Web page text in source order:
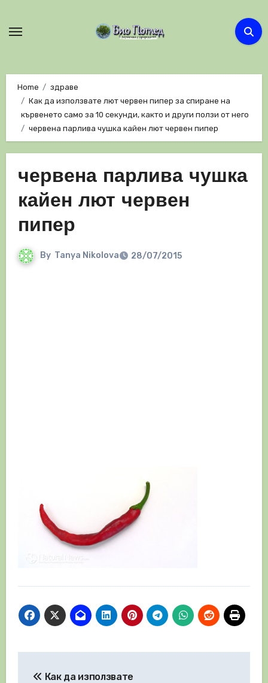
Home
здраве
Как да използвате лют червен пипер за спиране на
кървенето само за 10 секунди, както и други ползи от него
червена парлива чушка кайен лют червен пипер
червена парлива чушка
кайен лют червен
пипер
By Tanya Nikolova 28/07/2015
Как да използвате